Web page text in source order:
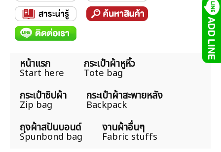
หน้าแรก
Start here
กระเป๋าผ้าหูหิ้ว
Tote bag
กระเป๋าซิปผ้า
Zip bag
กระเป๋าผ้าสะพายหลัง
Backpack
ถุงผ้าสปันบอนด์
Spunbond bag
งานผ้าอื่นๆ
Fabric stuffs